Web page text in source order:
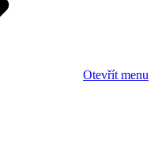
Otevřít menu